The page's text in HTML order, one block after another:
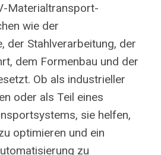
Materialtransport-
wie der
der Stahlverarbeitung, der
dem Formenbau und der
Ob als industrieller
oder als Teil eines
sie helfen,
optimieren und ein
zu